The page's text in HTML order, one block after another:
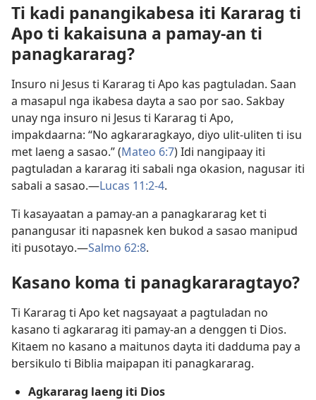
Ti kadi panangikabesa iti Kararag ti
Apo ti kakaisuna a pamay-an ti
panagkararag?
Insuro ni Jesus ti Kararag ti Apo kas pagtuladan. Saan
a masapul nga ikabesa dayta a sao por sao. Sakbay
unay nga insuro ni Jesus ti Kararag ti Apo,
impakdaarna: “No agkararagkayo, diyo ulit-uliten ti isu
met laeng a sasao.” (Mateo 6:7) Idi nangipaay iti
pagtuladan a kararag iti sabali nga okasion, nagusar iti
sabali a sasao.—Lucas 11:2-4.
Ti kasayaatan a pamay-an a panagkararag ket ti
panangusar iti napasnek ken bukod a sasao manipud
iti pusotayo.—Salmo 62:8.
Kasano koma ti panagkararagtayo?
Ti Kararag ti Apo ket nagsayaat a pagtuladan no
kasano ti agkararag iti pamay-an a denggen ti Dios.
Kitaem no kasano a maitunos dayta iti dadduma pay a
bersikulo ti Biblia maipapan iti panagkararag.
Agkararag laeng iti Dios